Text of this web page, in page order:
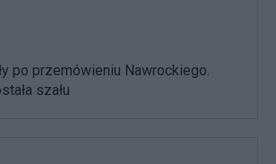
po przemówieniu Nawrockiego.
szału